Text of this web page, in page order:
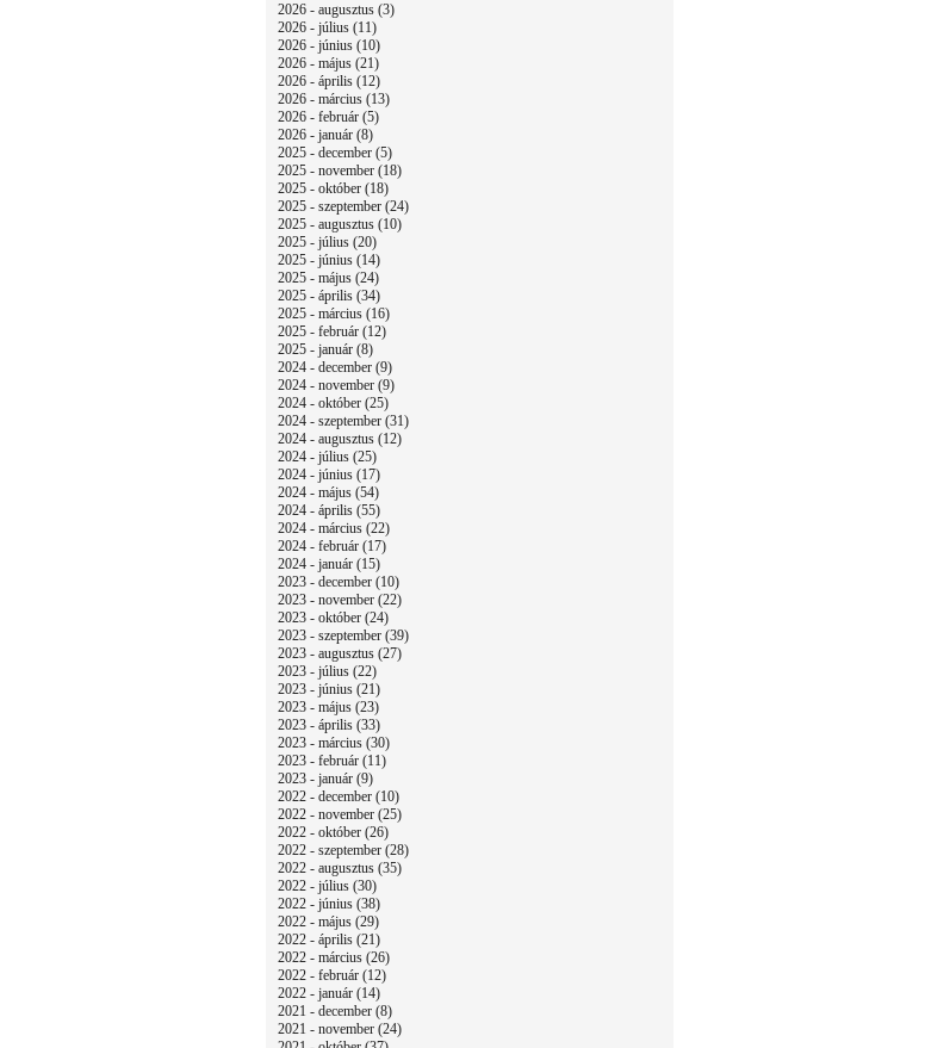
2026 - augusztus (3)
2026 - július (11)
2026 - június (10)
2026 - május (21)
2026 - április (12)
2026 - március (13)
2026 - február (5)
2026 - január (8)
2025 - december (5)
2025 - november (18)
2025 - október (18)
2025 - szeptember (24)
2025 - augusztus (10)
2025 - július (20)
2025 - június (14)
2025 - május (24)
2025 - április (34)
2025 - március (16)
2025 - február (12)
2025 - január (8)
2024 - december (9)
2024 - november (9)
2024 - október (25)
2024 - szeptember (31)
2024 - augusztus (12)
2024 - július (25)
2024 - június (17)
2024 - május (54)
2024 - április (55)
2024 - március (22)
2024 - február (17)
2024 - január (15)
2023 - december (10)
2023 - november (22)
2023 - október (24)
2023 - szeptember (39)
2023 - augusztus (27)
2023 - július (22)
2023 - június (21)
2023 - május (23)
2023 - április (33)
2023 - március (30)
2023 - február (11)
2023 - január (9)
2022 - december (10)
2022 - november (25)
2022 - október (26)
2022 - szeptember (28)
2022 - augusztus (35)
2022 - július (30)
2022 - június (38)
2022 - május (29)
2022 - április (21)
2022 - március (26)
2022 - február (12)
2022 - január (14)
2021 - december (8)
2021 - november (24)